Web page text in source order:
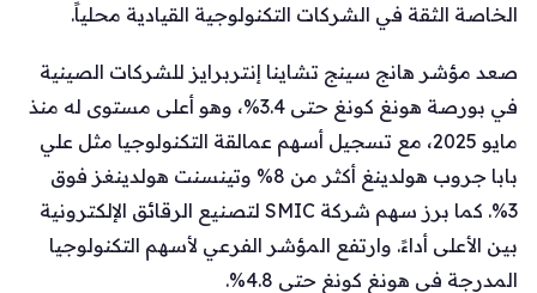
الخاصة الثقة في الشركات التكنولوجية القيادية محلياً.
صعد مؤشر هانج سينج تشاينا إنتربرايز للشركات الصينية
في بورصة هونغ كونغ حتى 3.4%، وهو أعلى مستوى له منذ
مايو 2025، مع تسجيل أسهم عمالقة التكنولوجيا مثل علي
بابا جروب هولدينغ أكثر من 8% وتينسنت هولدينغز فوق
3%. كما برز سهم شركة SMIC لتصنيع الرقائق الإلكترونية
بين الأعلى أداءً. وارتفع المؤشر الفرعي لأسهم التكنولوجيا
المدرجة في هونغ كونغ حتى 4.8%.